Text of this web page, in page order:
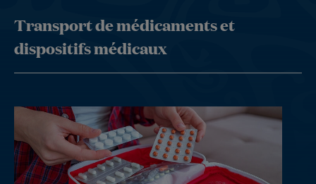
Transport de médicaments et
dispositifs médicaux